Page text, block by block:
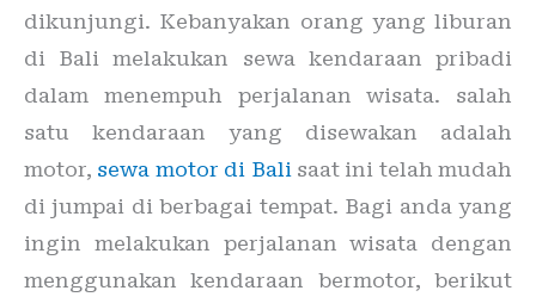
dikunjungi. Kebanyakan orang yang liburan
di Bali melakukan sewa kendaraan pribadi
dalam menempuh perjalanan wisata. salah
satu kendaraan yang disewakan adalah
motor, sewa motor di Bali saat ini telah mudah
di jumpai di berbagai tempat. Bagi anda yang
ingin melakukan perjalanan wisata dengan
menggunakan kendaraan bermotor, berikut